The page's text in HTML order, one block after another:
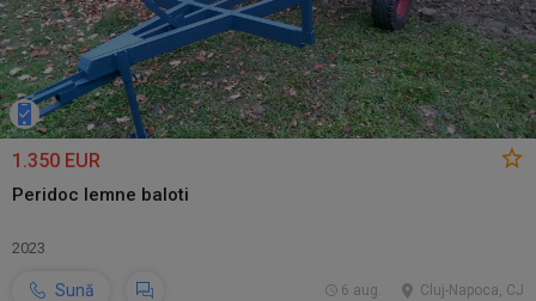
1.350 EUR
Peridoc lemne baloti
2023
Sună Cluj-Napoca, CJ
6 aug.